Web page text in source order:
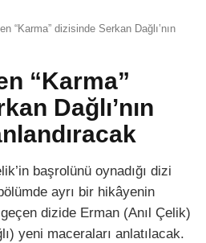
“Karma” dizisinde Serkan Dağlı’nın
“Karma”
Dağlı’nın
başrolünü oynadığı dizi
ayrı bir hikâyenin
dizide Erman (Anıl Çelik)
yeni maceraları anlatılacak.